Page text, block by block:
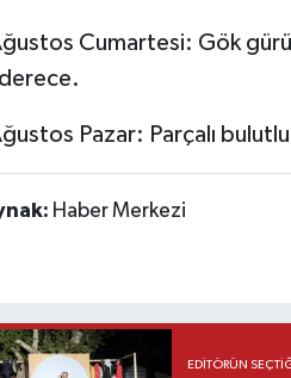
Cumartesi: Gök
Pazar: Parçalı
Haber Merkezi
EDITÖRÜN